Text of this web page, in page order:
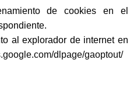
de cookies en el
al explorador de internet en
dlpage/gaoptout/